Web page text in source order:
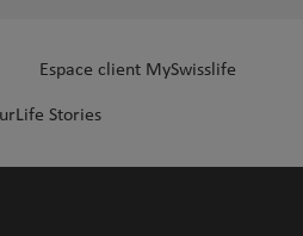
Espace client MySwisslife
Stories